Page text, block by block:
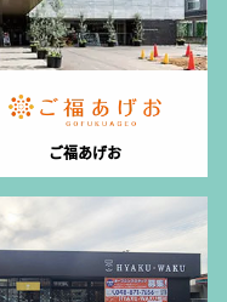
ご福あげお